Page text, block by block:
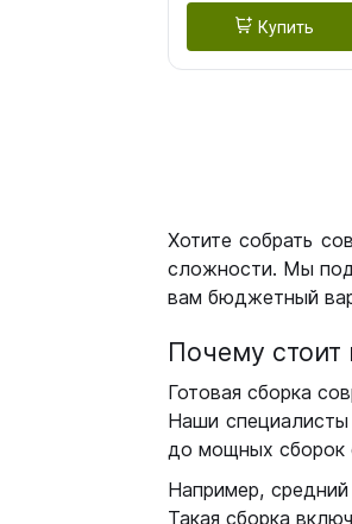
Купить
Хотите собрать
сложности. Мы
вам бюджетный
Почему стоит
Готовая сборка
Наши
до мощных сборок
Например,
Такая сборка